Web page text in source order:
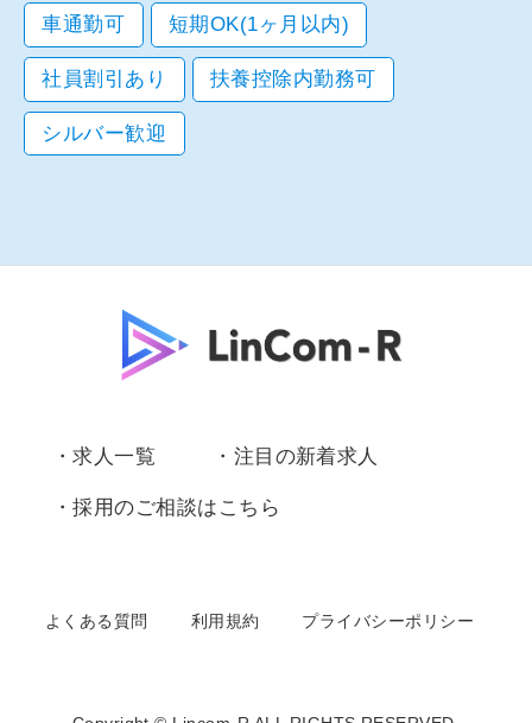
車通勤可 短期OK(1ヶ月以内)
社員割引あり 扶養控除内勤務可
シルバー歓迎
・求人一覧 ・注目の新着求人
・採用のご相談はこちら
よくある質問 利用規約 プライバシーポリシー